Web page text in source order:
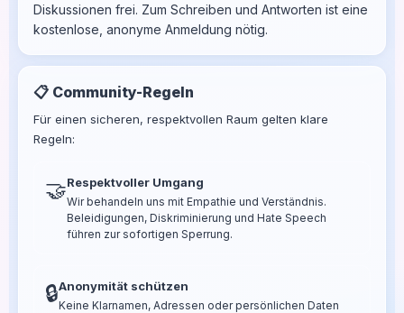
Diskussionen frei. Zum Schreiben und Antworten ist eine
kostenlose, anonyme Anmeldung nötig.
📋 Community-Regeln
Für einen sicheren, respektvollen Raum gelten klare
Regeln:
🤝Respektvoller Umgang
Wir behandeln uns mit Empathie und Verständnis.
Beleidigungen, Diskriminierung und Hate Speech
führen zur sofortigen Sperrung.
🔒Anonymität schützen
Keine Klarnamen, Adressen oder persönlichen Daten